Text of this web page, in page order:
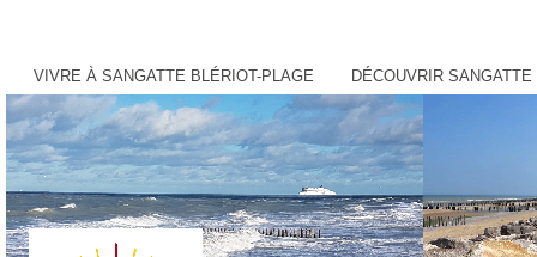
VIVRE À SANGATTE BLÉRIOT-PLAGE DÉCOUVRIR